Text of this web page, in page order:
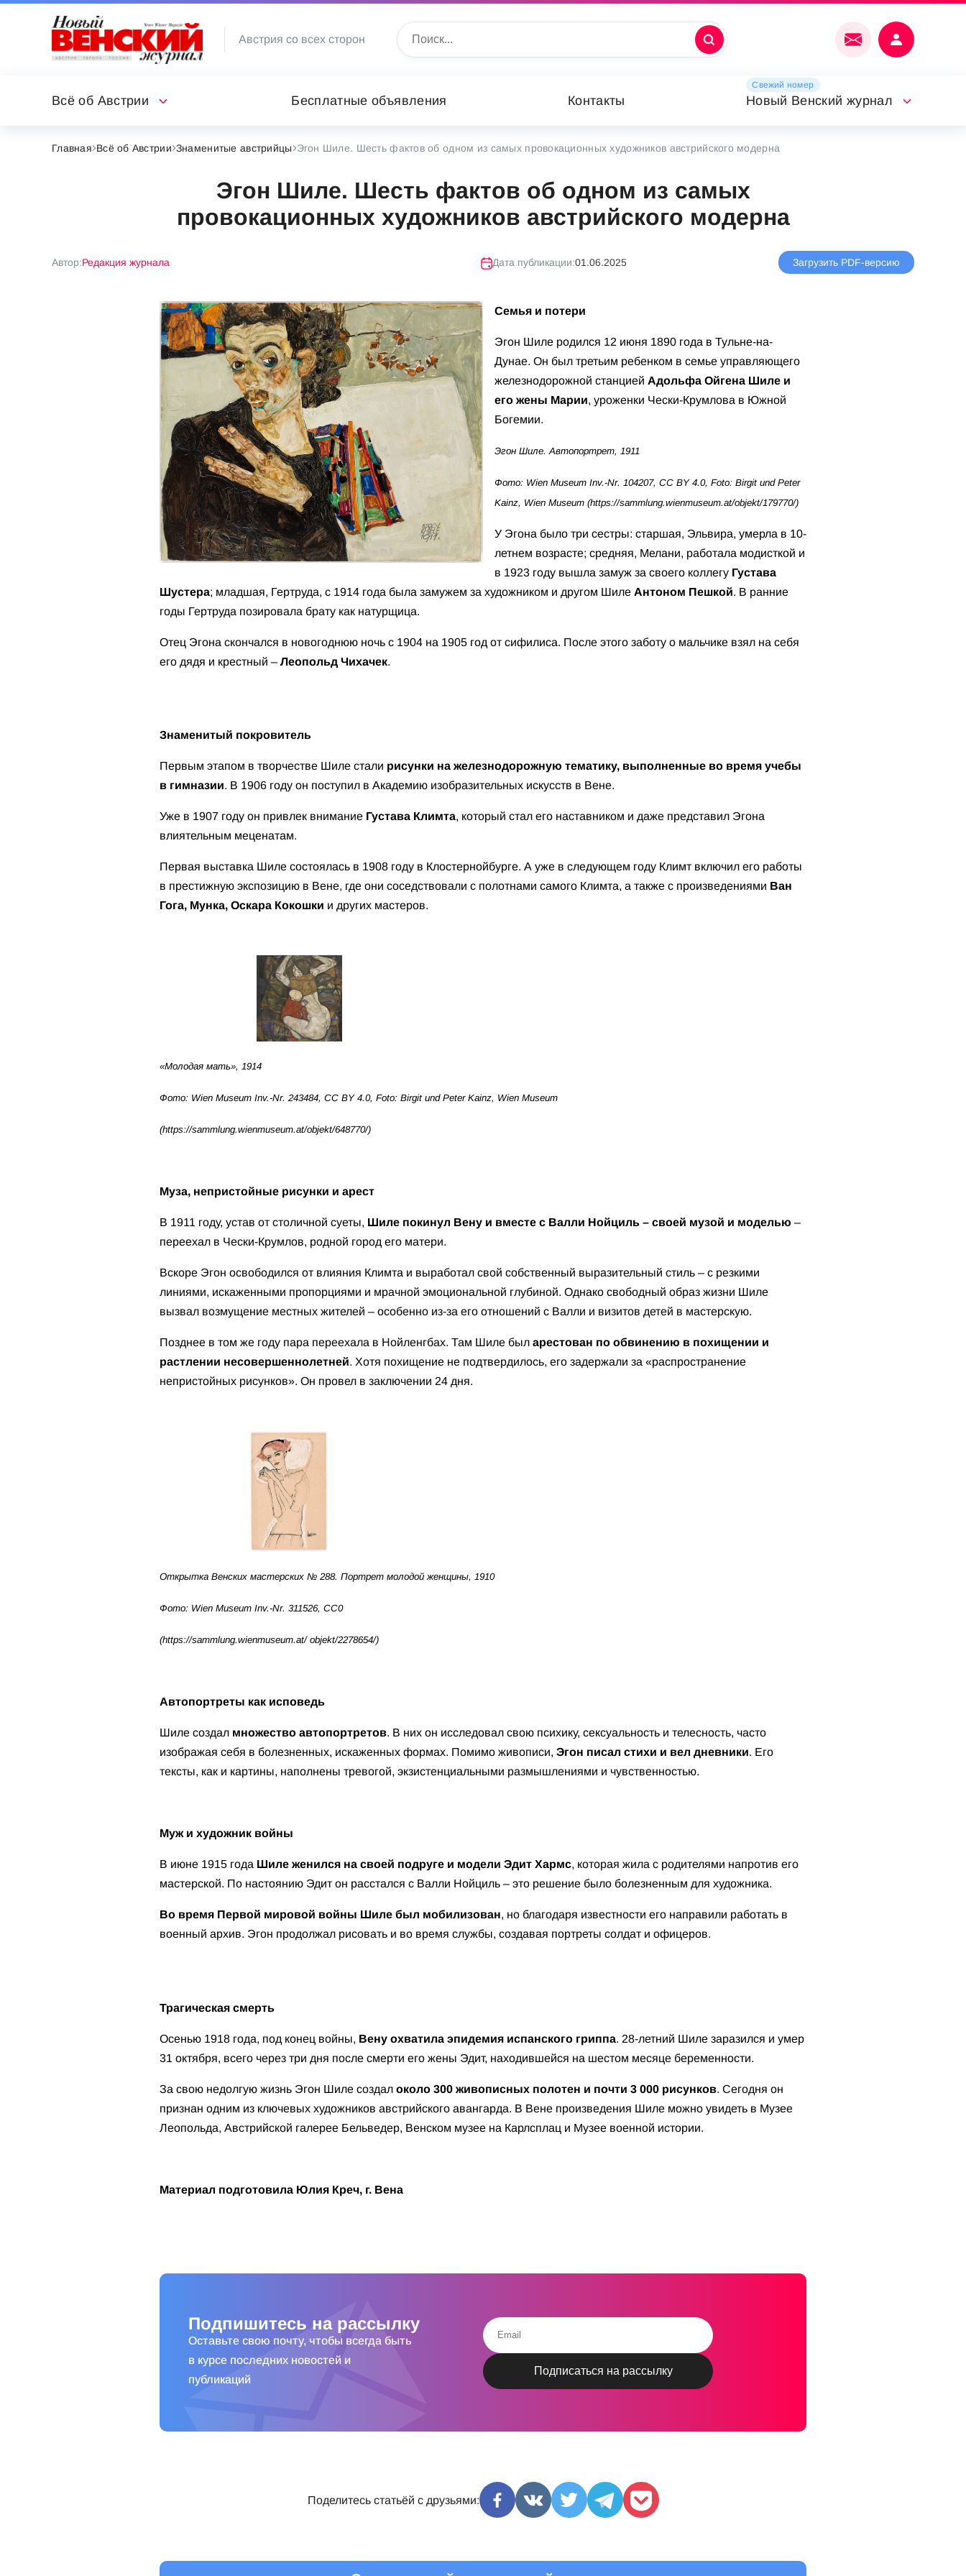
Австрия со всех сторон
Всё об Австрии Бесплатные объявления Контакты
Свежий номер
Новый Венский журнал
Главная Всё об Австрии Знаменитые австрийцы Эгон Шиле. Шесть фактов об одном из самых провокационных художников австрийского модерна
Эгон Шиле. Шесть фактов об одном из самых
провокационных художников австрийского модерна
Автор:Редакция журнала Дата публикации:01.06.2025 Загрузить PDF-версию
Семья и потери
Эгон Шиле родился 12 июня 1890 года в Тульне-на-
Дунае. Он был третьим ребенком в семье управляющего
железнодорожной станцией Адольфа Ойгена Шиле и
его жены Марии, уроженки Чески-Крумлова в Южной
Богемии.
Эгон Шиле. Автопортрет, 1911
Фото: Wien Museum Inv.-Nr. 104207, CC BY 4.0, Foto: Birgit und Peter
Kainz, Wien Museum (https://sammlung.wienmuseum.at/objekt/179770/)
У Эгона было три сестры: старшая, Эльвира, умерла в 10-
летнем возрасте; средняя, Мелани, работала модисткой и
в 1923 году вышла замуж за своего коллегу Густава
Шустера; младшая, Гертруда, с 1914 года была замужем за художником и другом Шиле Антоном Пешкой. В ранние
годы Гертруда позировала брату как натурщица.
Отец Эгона скончался в новогоднюю ночь с 1904 на 1905 год от сифилиса. После этого заботу о мальчике взял на себя
его дядя и крестный – Леопольд Чихачек.
Знаменитый покровитель
Первым этапом в творчестве Шиле стали рисунки на железнодорожную тематику, выполненные во время учебы
в гимназии. В 1906 году он поступил в Академию изобразительных искусств в Вене.
Уже в 1907 году он привлек внимание Густава Климта, который стал его наставником и даже представил Эгона
влиятельным меценатам.
Первая выставка Шиле состоялась в 1908 году в Клостернойбурге. А уже в следующем году Климт включил его работы
в престижную экспозицию в Вене, где они соседствовали с полотнами самого Климта, а также с произведениями Ван
Гога, Мунка, Оскара Кокошки и других мастеров.
«Молодая мать», 1914
Фото: Wien Museum Inv.-Nr. 243484, CC BY 4.0, Foto: Birgit und Peter Kainz, Wien Museum
(https://sammlung.wienmuseum.at/objekt/648770/)
Муза, непристойные рисунки и арест
В 1911 году, устав от столичной суеты, Шиле покинул Вену и вместе с Валли Нойциль – своей музой и моделью –
переехал в Чески-Крумлов, родной город его матери.
Вскоре Эгон освободился от влияния Климта и выработал свой собственный выразительный стиль – с резкими
линиями, искаженными пропорциями и мрачной эмоциональной глубиной. Однако свободный образ жизни Шиле
вызвал возмущение местных жителей – особенно из-за его отношений с Валли и визитов детей в мастерскую.
Позднее в том же году пара переехала в Нойленгбах. Там Шиле был арестован по обвинению в похищении и
растлении несовершеннолетней. Хотя похищение не подтвердилось, его задержали за «распространение
непристойных рисунков». Он провел в заключении 24 дня.
Открытка Венских мастерских № 288. Портрет молодой женщины, 1910
Фото: Wien Museum Inv.-Nr. 311526, CC0
(https://sammlung.wienmuseum.at/ objekt/2278654/)
Автопортреты как исповедь
Шиле создал множество автопортретов. В них он исследовал свою психику, сексуальность и телесность, часто
изображая себя в болезненных, искаженных формах. Помимо живописи, Эгон писал стихи и вел дневники. Его
тексты, как и картины, наполнены тревогой, экзистенциальными размышлениями и чувственностью.
Муж и художник войны
В июне 1915 года Шиле женился на своей подруге и модели Эдит Хармс, которая жила с родителями напротив его
мастерской. По настоянию Эдит он расстался с Валли Нойциль – это решение было болезненным для художника.
Во время Первой мировой войны Шиле был мобилизован, но благодаря известности его направили работать в
военный архив. Эгон продолжал рисовать и во время службы, создавая портреты солдат и офицеров.
Трагическая смерть
Осенью 1918 года, под конец войны, Вену охватила эпидемия испанского гриппа. 28-летний Шиле заразился и умер
31 октября, всего через три дня после смерти его жены Эдит, находившейся на шестом месяце беременности.
За свою недолгую жизнь Эгон Шиле создал около 300 живописных полотен и почти 3 000 рисунков. Сегодня он
признан одним из ключевых художников австрийского авангарда. В Вене произведения Шиле можно увидеть в Музее
Леопольда, Австрийской галерее Бельведер, Венском музее на Карлсплац и Музее военной истории.
Материал подготовила Юлия Креч, г. Вена
Подпишитесь на рассылку
Оставьте свою почту, чтобы всегда быть
в курсе последних новостей и
публикаций
Поделитесь статьёй с друзьями: